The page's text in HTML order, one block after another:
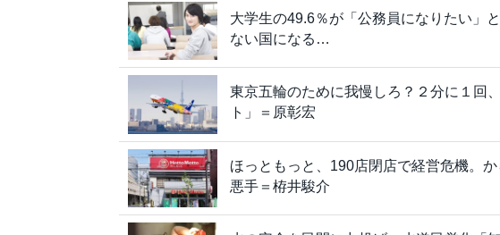
大学生の49.6％が「公務員になりたい」
ない国になる…
東京五輪のために我慢しろ？２分に１回
ト」＝原彰宏
ほっともっと、190店閉店で経営危機。
悪手＝栫井駿介